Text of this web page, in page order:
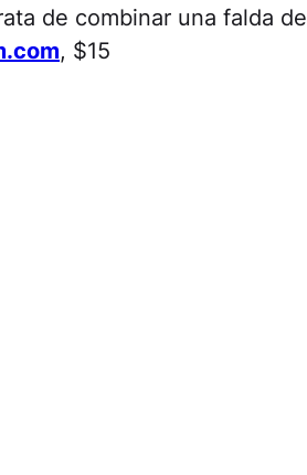
de combinar una falda de
, $15